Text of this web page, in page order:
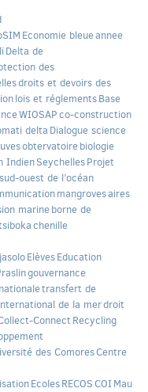
Economie bleueannee
Delta de
des
droits et devoirs des
lois et réglementsBase
WIOSAPco-construction
delta Dialogue science
obtervatoirebiologie
IndienSeychellesProjet
sud-ouest de l’océan
mangrovesaires
marineborne de
chenille
ElèvesEducation
gouvernance
transfert de
de la merdroit
ConnectRecycling
des ComoresCentre
EcolesRECOSCOIMau